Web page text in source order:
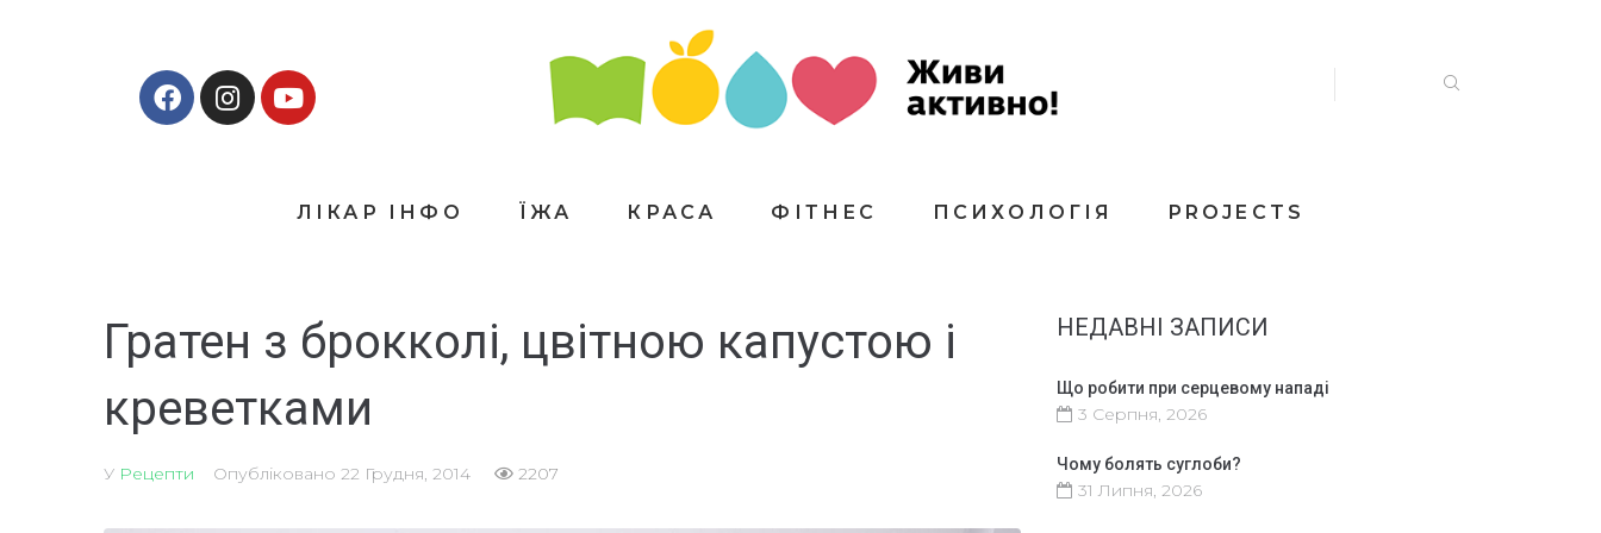
ЛІКАР ІНФО ЇЖА КРАСА ФІТНЕС ПСИХОЛОГІЯ PROJECTS
Гратен з брокколі, цвітною капустою і
креветками
У Рецепти Опубліковано 22 Грудня, 2014 2207
НЕДАВНІ ЗАПИСИ
Що робити при серцевому нападі
3 Серпня, 2026
Чому болять суглоби?
31 Липня, 2026